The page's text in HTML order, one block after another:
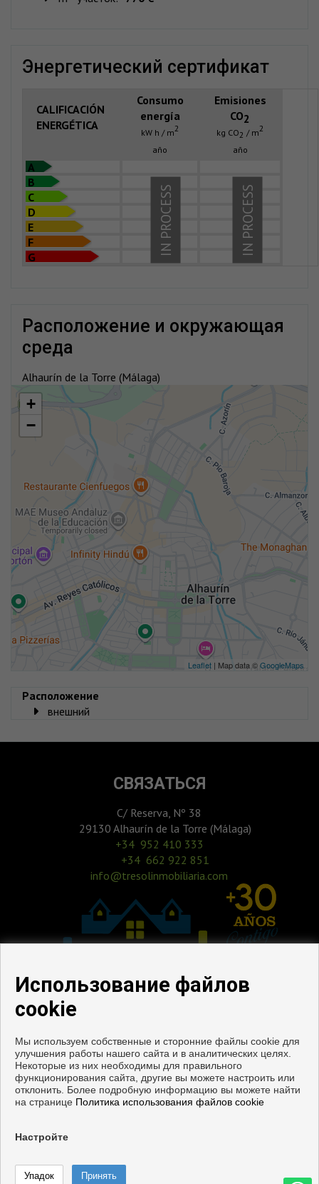
энергетический сертификат
CALIFICACIÓN
ENERGÉTICA
Consumo
energía
kW h / m2
año
Emisiones
CO2
kg CO2 / m2
año
A
B
C
D
E
F
G
IN PROCESS
IN PROCESS
расположение и окружающая
среда
Alhaurín de la Torre (Málaga)
+
−
Leaflet | Map data ©GoogleMaps
Расположение
внешний
СВЯЗАТЬСЯ
C/ Reserva, Nº 38
29130 Alhaurín de la Torre (Málaga)
‎+34 952 410 333
+34 662 922 851
info@tresolinmobiliaria.com
Квартиры и дома на продажу в Альаурин де ла Торре
Copyright © 2026. все права защищены.
|Cookies policy
Использование файлов
cookie
Мы используем собственные и сторонние файлы cookie для
улучшения работы нашего сайта и в аналитических целях.
Некоторые из них необходимы для правильного
функционирования сайта, другие вы можете настроить или
отклонить. Более подробную информацию вы можете найти
на странице Политика использования файлов cookie
Настройте